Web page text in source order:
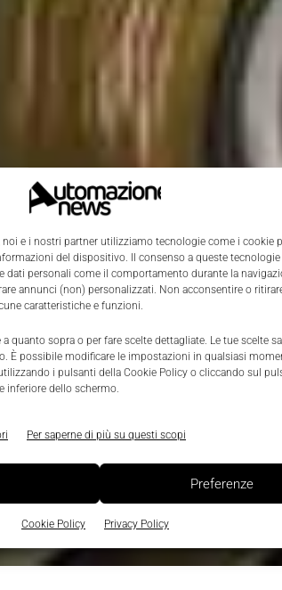
noi e i nostri partner utilizziamo tecnologie come i cookie
del dispositivo. Il consenso a queste
dati personali come il comportamento durante la
annunci (non) personalizzati. Non acconsentire o
caratteristiche e funzioni.
quanto sopra o per fare scelte dettagliate. Le tue scelte
È possibile modificare le impostazioni in qualsiasi
i pulsanti della Cookie Policy o cliccando sul
inferiore dello schermo.
Per saperne di più su questi scopi
Preferenze
Cookie Policy Privacy Policy